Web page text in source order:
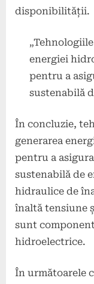
disponibilității.
energiei
pentru a
sustenabilă
În concluzie,
generarea
pentru a
sustenabilă de
hidraulice de
înaltă tensiune
sunt
hidroelectrice.
În următoarele